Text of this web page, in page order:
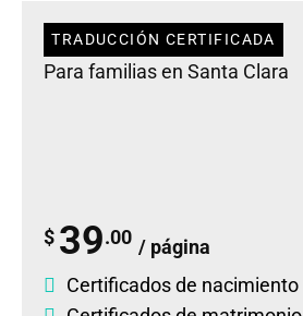
TRADUCCIÓN CERTIFICADA
Para familias en Santa Clara
$ 39.00 / página
Certificados de nacimiento